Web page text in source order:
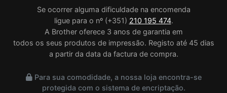
Se ocorrer alguma dificuldade na encomenda
ligue para o nº (+351) 210 195 474.
A Brother oferece 3 anos de garantia em
todos os seus produtos de impressão. Registo até 45 dias
a partir da data da factura de compra.
Para sua comodidade, a nossa loja encontra-se
protegida com o sistema de encriptação.